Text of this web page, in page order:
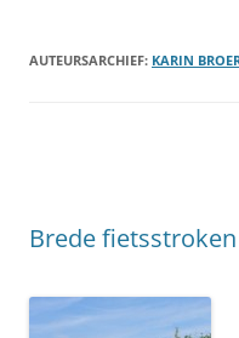
AUTEURSARCHIEF: KARIN
Brede